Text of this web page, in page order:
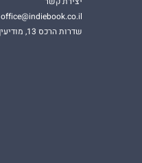
office@indiebook.co.il
שדרות הרכס 13, מודיעין